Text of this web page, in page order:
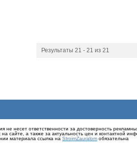
Результаты 21 - 21 из 21
не несет ответственности за достоверность
сайте, а также за актуальность цен и контактной
материала ссылка на StroimZauralom обязательна